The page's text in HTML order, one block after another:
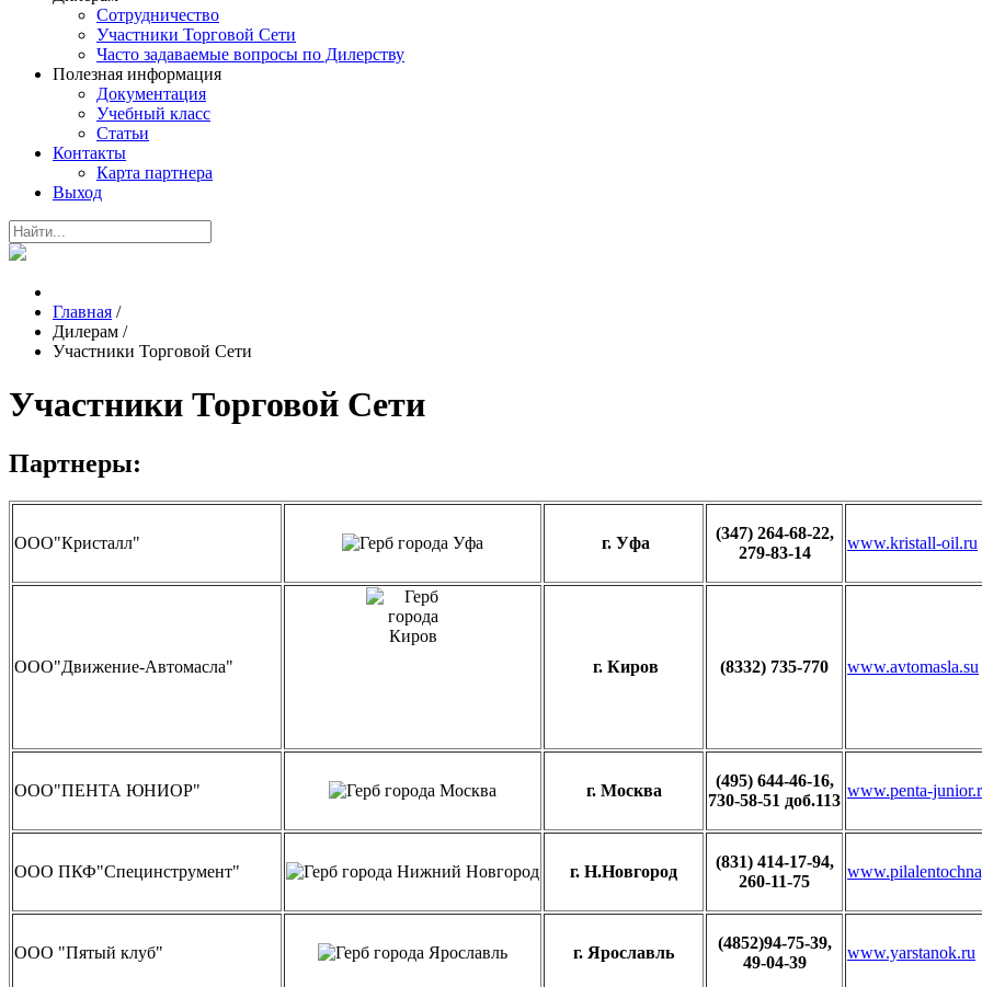
Сотрудничество
Участники Торговой Сети
Часто задаваемые вопросы по Дилерству
Полезная информация
Документация
Учебный класс
Статьи
Контакты
Карта партнера
Выход
Главная /
Дилерам /
Участники Торговой Сети
Участники Торговой Сети
Партнеры:
ООО"Кристалл" г. Уфа
(347) 264-68-22,
279-83-14
www.kristall-oil.ru
ООО"Движение-Автомасла" г. Киров (8332) 735-770 www.avtomasla.su
ООО"ПЕНТА ЮНИОР" г. Москва
(495) 644-46-16,
730-58-51 доб.113
www.penta-
ООО ПКФ"Специнструмент" г. Н.Новгород
(831) 414-17-94,
260-11-75
ООО "Пятый клуб" г. Ярославль
(4852)94-75-39,
49-04-39
www.yarstanok.ru